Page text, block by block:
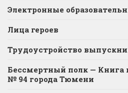
Электронные
Лица героев
Трудоустройство
Бессмертный полк —
№ 94 города Тюмени